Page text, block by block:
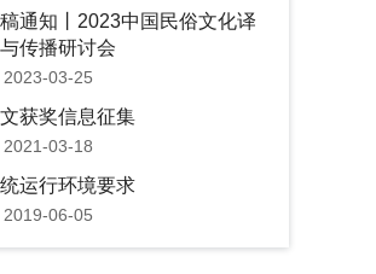
通知丨2023中国民俗文化译
传播研讨会
2023-03-25
获奖信息征集
2021-03-18
运行环境要求
2019-06-05